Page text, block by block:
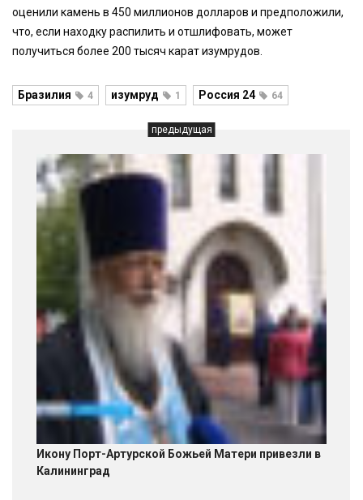
оценили камень в 450 миллионов долларов и предположили,
что, если находку распилить и отшлифовать, может
получиться более 200 тысяч карат изумрудов.
Бразилия 4 изумруд 1 Россия 24 64
предыдущая
Икону Порт-Артурской Божьей Матери привезли в
Калининград